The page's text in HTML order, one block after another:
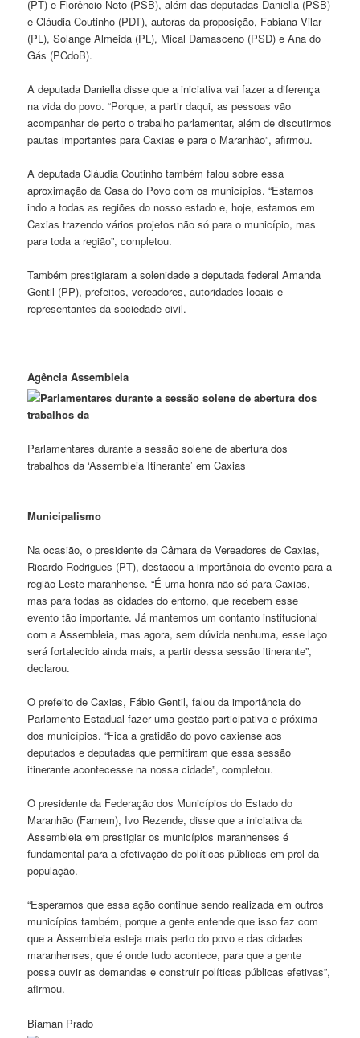
(PT) e Florêncio Neto (PSB), além das deputadas Daniella (PSB)
e Cláudia Coutinho (PDT), autoras da proposição, Fabiana Vilar
(PL), Solange Almeida (PL), Mical Damasceno (PSD) e Ana do
Gás (PCdoB).
A deputada Daniella disse que a iniciativa vai fazer a diferença
na vida do povo. “Porque, a partir daqui, as pessoas vão
acompanhar de perto o trabalho parlamentar, além de discutirmos
pautas importantes para Caxias e para o Maranhão”, afirmou.
A deputada Cláudia Coutinho também falou sobre essa
aproximação da Casa do Povo com os municípios. “Estamos
indo a todas as regiões do nosso estado e, hoje, estamos em
Caxias trazendo vários projetos não só para o município, mas
para toda a região”, completou.
Também prestigiaram a solenidade a deputada federal Amanda
Gentil (PP), prefeitos, vereadores, autoridades locais e
representantes da sociedade civil.
Agência Assembleia
Parlamentares durante a sessão solene de abertura dos
trabalhos da ‘Assembleia Itinerante’ em Caxias
Municipalismo
Na ocasião, o presidente da Câmara de Vereadores de Caxias,
Ricardo Rodrigues (PT), destacou a importância do evento para a
região Leste maranhense. “É uma honra não só para Caxias,
mas para todas as cidades do entorno, que recebem esse
evento tão importante. Já mantemos um contanto institucional
com a Assembleia, mas agora, sem dúvida nenhuma, esse laço
será fortalecido ainda mais, a partir dessa sessão itinerante”,
declarou.
O prefeito de Caxias, Fábio Gentil, falou da importância do
Parlamento Estadual fazer uma gestão participativa e próxima
dos municípios. “Fica a gratidão do povo caxiense aos
deputados e deputadas que permitiram que essa sessão
itinerante acontecesse na nossa cidade”, completou.
O presidente da Federação dos Municípios do Estado do
Maranhão (Famem), Ivo Rezende, disse que a iniciativa da
Assembleia em prestigiar os municípios maranhenses é
fundamental para a efetivação de políticas públicas em prol da
população.
“Esperamos que essa ação continue sendo realizada em outros
municípios também, porque a gente entende que isso faz com
que a Assembleia esteja mais perto do povo e das cidades
maranhenses, que é onde tudo acontece, para que a gente
possa ouvir as demandas e construir políticas públicas efetivas”,
afirmou.
Biaman Prado